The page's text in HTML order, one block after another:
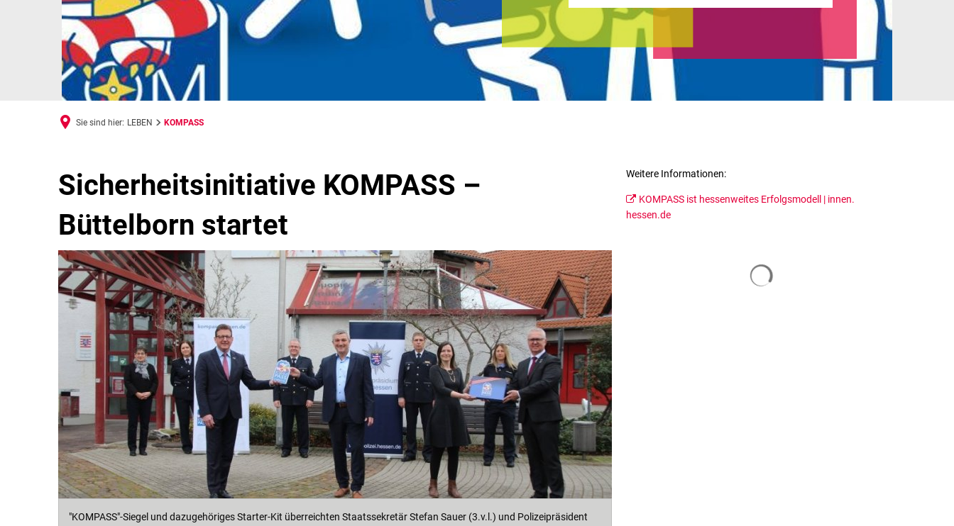
Sie sind hier: LEBEN KOMPASS
KOMPASS
Sicherheitsinitiative KOMPASS –
Büttelborn startet
"KOMPASS"-Siegel und dazugehöriges Starter-Kit überreichten Staatssekretär Stefan Sauer (3.v.l.) und Polizeipräsident
Weitere Informationen:
KOMPASS ist hessenweites Erfolgsmodell | innen.
hessen.de